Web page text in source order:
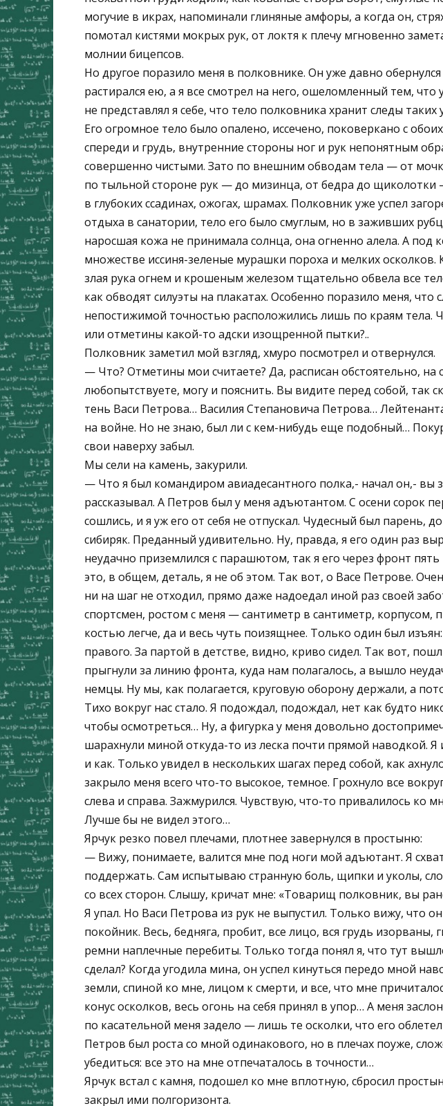
могучие в икрах, напоминали глиняные амфоры, а когда он,
помотал кистями мокрых рук, от локтя к плечу мгновенно
молнии бицепсов.
Но другое поразило меня в полковнике. Он уже давно
растирался ею, а я все смотрел на него, ошеломленный тем, что
не представлял я себе, что тело полковника хранит следы
Его огромное тело было опалено, иссечено, поковеркано с
спереди и грудь, внутренние стороны ног и рук непонятным
совершенно чистыми. Зато по внешним обводам тела — от
по тыльной стороне рук — до мизинца, от бедра до щиколотки
в глубоких ссадинах, ожогах, шрамах. Полковник уже успел
отдыха в санатории, тело его было смуглым, но в заживших
наросшая кожа не принимала солнца, она огненно алела. А под
множестве иссиня-зеленые мурашки пороха и мелких осколков.
злая рука огнем и крошеным железом тщательно обвела все
как обводят силуэты на плакатах. Особенно поразило меня, что
непостижимой точностью расположились лишь по краям тела.
или отметины какой-то адски изощренной пытки?..
Полковник заметил мой взгляд, хмуро посмотрел и отвернулся.
— Что? Отметины мои считаете? Да, расписан обстоятельно, на
любопытствуете, могу и пояснить. Вы видите перед собой, так
тень Васи Петрова… Василия Степановича Петрова…
на войне. Но не знаю, был ли с кем-нибудь еще подобный…
свои наверху забыл.
Мы сели на камень, закурили.
— Что я был командиром авиадесантного полка,- начал он,- вы
рассказывал. А Петров был у меня адъютантом. С осени сорок
сошлись, и я уж его от себя не отпускал. Чудесный был парень,
сибиряк. Преданный удивительно. Ну, правда, я его один раз
неудачно приземлился с парашютом, так я его через фронт
это, в общем, деталь, я не об этом. Так вот, о Васе Петрове.
ни на шаг не отходил, прямо даже надоедал иной раз своей
спортсмен, ростом с меня — сантиметр в сантиметр, корпусом,
костью легче, да и весь чуть поизящнее. Только один был
правого. За партой в детстве, видно, криво сидел. Так вот,
прыгнули за линию фронта, куда нам полагалось, а вышло
немцы. Ну мы, как полагается, круговую оборону держали, а
Тихо вокруг нас стало. Я подождал, подождал, нет как будто
чтобы осмотреться… Ну, а фигурка у меня довольно
шарахнули миной откуда-то из леска почти прямой наводкой. Я
и как. Только увидел в нескольких шагах перед собой, как
закрыло меня всего что-то высокое, темное. Грохнуло все
слева и справа. Зажмурился. Чувствую, что-то привалилось ко
Лучше бы не видел этого…
Ярчук резко повел плечами, плотнее завернулся в простыню:
— Вижу, понимаете, валится мне под ноги мой адъютант. Я
поддержать. Сам испытываю странную боль, щипки и уколы,
со всех сторон. Слышу, кричат мне: «Товарищ полковник, вы
Я упал. Но Васи Петрова из рук не выпустил. Только вижу, что
покойник. Весь, бедняга, пробит, все лицо, вся грудь изорваны,
ремни наплечные перебиты. Только тогда понял я, что тут
сделал? Когда угодила мина, он успел кинуться передо мной
земли, спиной ко мне, лицом к смерти, и все, что мне
конус осколков, весь огонь на себя принял в упор… А меня
по касательной меня задело — лишь те осколки, что его
Петров был роста со мной одинакового, но в плечах поуже,
убедиться: все это на мне отпечаталось в точности…
Ярчук встал с камня, подошел ко мне вплотную, сбросил
закрыл ими полгоризонта.